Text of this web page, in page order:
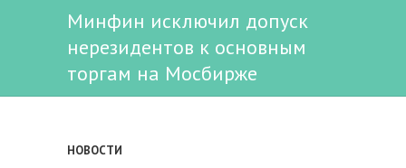
Минфин исключил допуск
нерезидентов к основным
торгам на Мосбирже
НОВОСТИ